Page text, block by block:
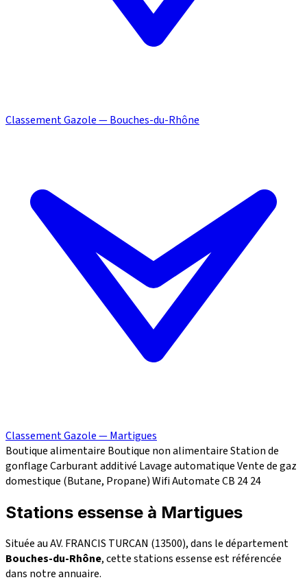
Classement Gazole — Bouches-du-Rhône
Classement Gazole — Martigues
Boutique alimentaire Boutique non alimentaireStation de
gonflageCarburant additivé Lavage automatiqueVente de gaz
domestique (Butane, Propane)WifiAutomate CB 2424
Stations essense à Martigues
Située au AV. FRANCIS TURCAN (13500), dans le département
Bouches-du-Rhône, cette stations essense est référencée
dans notre annuaire.